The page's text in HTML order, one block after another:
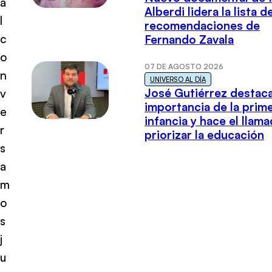
l
c
o
n
v
e
r
s
a
m
o
s
j
u
Alberdi lidera la lista
recomendaciones de
Fernando Zavala
07 DE AGOSTO 2026
UNIVERSO AL DÍA
José Gutiérrez
importancia de la
infancia y hace el
priorizar la educación